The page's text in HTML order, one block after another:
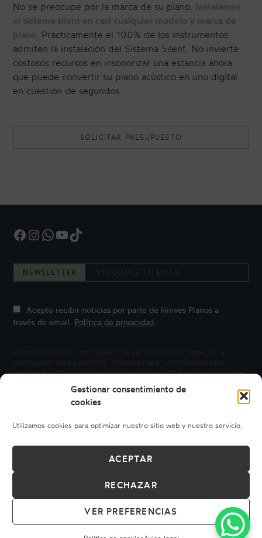
Gestionar consentimiento de
cookies
Utilizamos cookies para optimizar nuestro sitio web y nuestro servicio.
ACEPTAR
RECHAZAR
VER PREFERENCIAS
No se preocupe por la marca de su piano. Instalamos
el sistema silent en casi cualquier modelo y marca de
piano. Prácticamente el 100% de los instrumentos
admiten la instalación del Sistema Silent. No invierta
costosos recursos en insonorizar una estancia ahora
que puede convertir su piano acústico en uno digital
en cuestión de segundos.
SOLICITAR PRESUPUESTO
Facebook InstagramWhatsApp YouTube TikTok
NEWSLETTER
Acepto recibir noticias por parte de Hinves Pianos a
través de email. Política de privacidad.
transferida a Mailchimp para su procesamiento.Más información sobre
© 2026 HINVES PIANOS
CONDICIONES DE COMPRACÓDIGO ÉTICO
DERECHO DE DESISTIMIENTO